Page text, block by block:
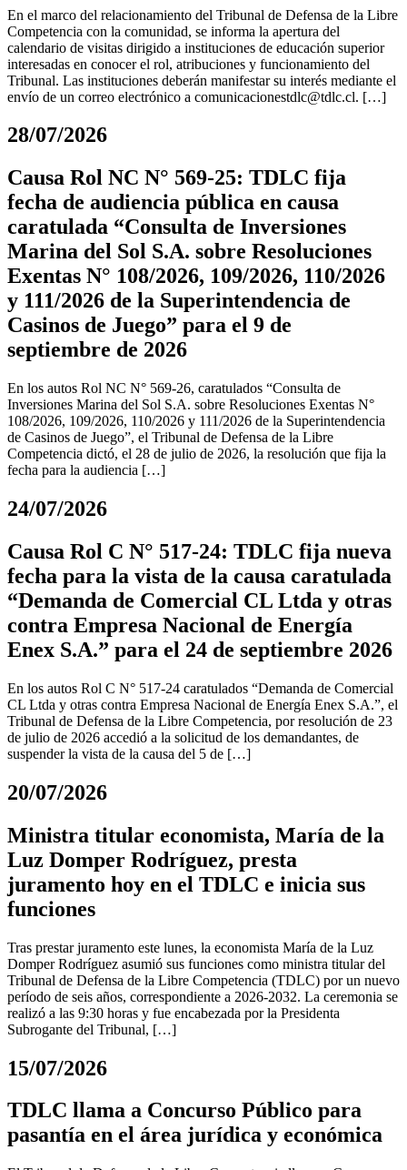
En el marco del relacionamiento del Tribunal de Defensa de la Libre
Competencia con la comunidad, se informa la apertura del
calendario de visitas dirigido a instituciones de educación superior
interesadas en conocer el rol, atribuciones y funcionamiento del
Tribunal. Las instituciones deberán manifestar su interés mediante el
envío de un correo electrónico a comunicacionestdlc@tdlc.cl. […]
28/07/2026
Causa Rol NC N° 569-25: TDLC fija
fecha de audiencia pública en causa
caratulada “Consulta de Inversiones
Marina del Sol S.A. sobre Resoluciones
Exentas N° 108/2026, 109/2026, 110/2026
y 111/2026 de la Superintendencia de
Casinos de Juego” para el 9 de
septiembre de 2026
En los autos Rol NC N° 569-26, caratulados “Consulta de
Inversiones Marina del Sol S.A. sobre Resoluciones Exentas N°
108/2026, 109/2026, 110/2026 y 111/2026 de la Superintendencia
de Casinos de Juego”, el Tribunal de Defensa de la Libre
Competencia dictó, el 28 de julio de 2026, la resolución que fija la
fecha para la audiencia […]
24/07/2026
Causa Rol C N° 517-24: TDLC fija nueva
fecha para la vista de la causa caratulada
“Demanda de Comercial CL Ltda y otras
contra Empresa Nacional de Energía
Enex S.A.” para el 24 de septiembre 2026
En los autos Rol C N° 517-24 caratulados “Demanda de Comercial
CL Ltda y otras contra Empresa Nacional de Energía Enex S.A.”, el
Tribunal de Defensa de la Libre Competencia, por resolución de 23
de julio de 2026 accedió a la solicitud de los demandantes, de
suspender la vista de la causa del 5 de […]
20/07/2026
Ministra titular economista, María de la
Luz Domper Rodríguez, presta
juramento hoy en el TDLC e inicia sus
funciones
Tras prestar juramento este lunes, la economista María de la Luz
Domper Rodríguez asumió sus funciones como ministra titular del
Tribunal de Defensa de la Libre Competencia (TDLC) por un nuevo
período de seis años, correspondiente a 2026-2032. La ceremonia se
realizó a las 9:30 horas y fue encabezada por la Presidenta
Subrogante del Tribunal, […]
15/07/2026
TDLC llama a Concurso Público para
pasantía en el área jurídica y económica